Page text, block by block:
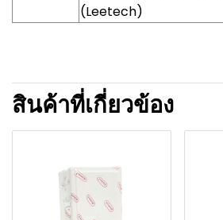
(Leetech)
สินค้าที่เกี่ยวข้อง